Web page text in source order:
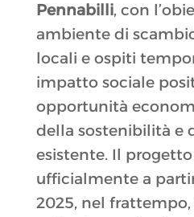
Pennabilli, con
ambiente di
locali e ospiti
impatto sociale
opportunità
della sostenibilità e
esistente. Il
ufficialmente a
2025, nel frattempo,